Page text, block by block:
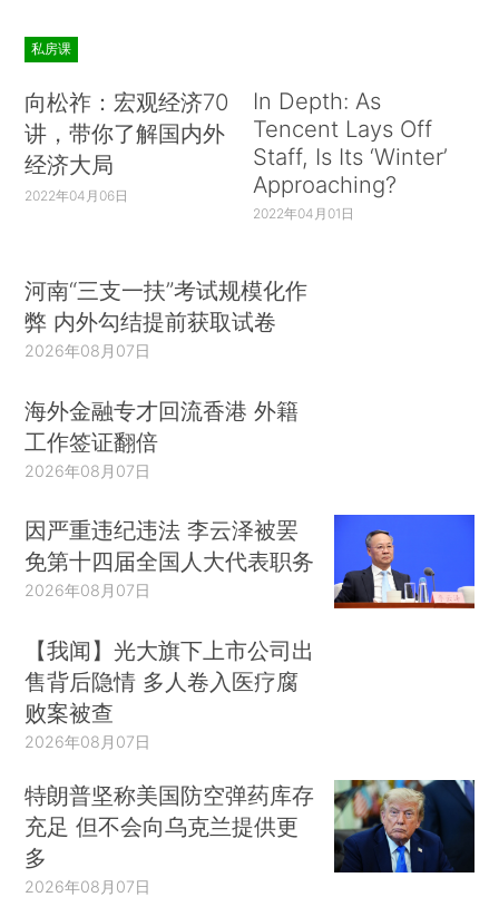
私房课
向松祚：宏观经济70
讲，带你了解国内外
经济大局
2022年04月06日
In Depth: As
Tencent Lays Off
Staff, Is Its ‘Winter’
Approaching?
2022年04月01日
河南“三支一扶”考试规模化作
弊 内外勾结提前获取试卷
2026年08月07日
海外金融专才回流香港 外籍
工作签证翻倍
2026年08月07日
因严重违纪违法 李云泽被罢
免第十四届全国人大代表职务
2026年08月07日
【我闻】光大旗下上市公司出
售背后隐情 多人卷入医疗腐
败案被查
2026年08月07日
特朗普坚称美国防空弹药库存
充足 但不会向乌克兰提供更
多
2026年08月07日